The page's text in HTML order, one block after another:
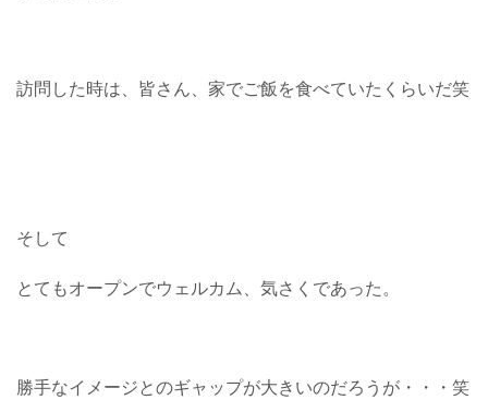
訪問した時は、皆さん、家でご飯を食べていたくらいだ笑
そして
とてもオープンでウェルカム、気さくであった。
勝手なイメージとのギャップが大きいのだろうが・・・笑